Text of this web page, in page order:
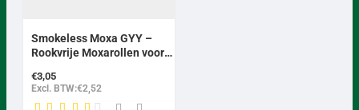
Smokeless Moxa GYY –
Rookvrije Moxarollen voor
€3,05
Excl. BTW:€2,52